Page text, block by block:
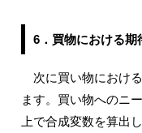
6．買物における期
次に買い物におけ
ます。買い物へのニ
上で合成変数を算出